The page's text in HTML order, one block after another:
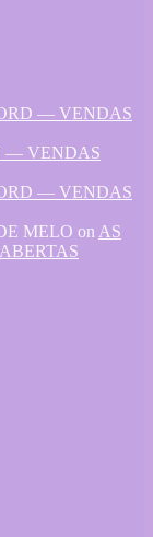
— VENDAS
— VENDAS
— VENDAS
MELO on AS